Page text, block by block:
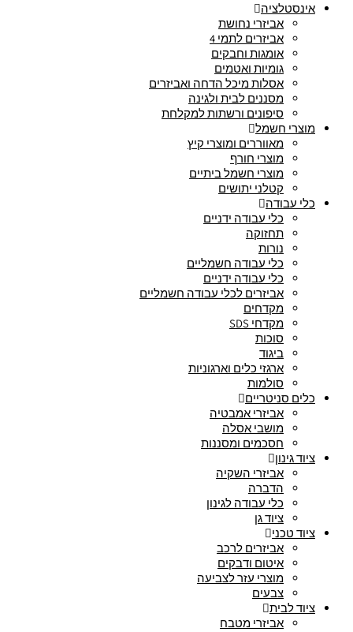
אינסטלציה
אביזרי נחושת
אביזרים לתמי 4
אומגות וחבקים
גומיות ואטמים
אסלות מיכל הדחה ואביזרים
מסננים לבית ולגינה
סיפונים ורשתות למקלחת
מוצרי חשמל
מאווררים ומוצרי קיץ
מוצרי חורף
מוצרי חשמל ביתיים
קטלני יתושים
כלי עבודה
כלי עבודה ידניים
תחזוקה
נורות
כלי עבודה חשמליים
כלי עבודה ידניים
אביזרים לכלי עבודה חשמליים
מקדחים
מקדחי SDS
סוכות
ביגוד
ארגזי כלים וארגוניות
סולמות
כלים סניטריים
אביזרי אמבטיה
מושבי אסלה
חסכמים ומסננות
ציוד גינון
אביזרי השקיה
הדברה
כלי עבודה לגינון
ציוד גן
ציוד טכני
אביזרים לרכב
איטום ודבקים
מוצרי עזר לצביעה
צבעים
ציוד לבית
אביזרי מטבח